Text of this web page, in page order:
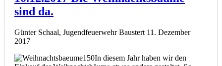
sind da.
Günter Schaal, Jugendfeuerwehr Baustert 11. Dezember
2017
In diesem Jahr haben wir den